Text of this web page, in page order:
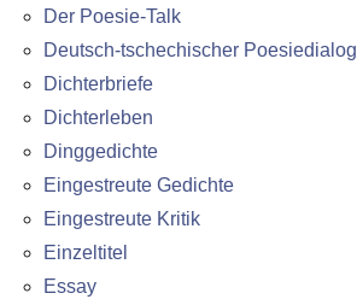
Der Poesie-Talk
Deutsch-tschechischer Poesiedialog
Dichterbriefe
Dichterleben
Dinggedichte
Eingestreute Gedichte
Eingestreute Kritik
Einzeltitel
Essay